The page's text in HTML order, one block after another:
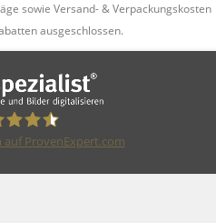
sowie Versand- & Verpackungskosten
ausgeschlossen.
GmbH
ProvenExpert.com